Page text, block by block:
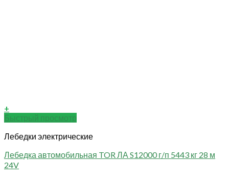
+
Быстрый просмотр
Лебедки электрические
Лебедка автомобильная TOR ЛА S12000 г/п 5443 кг 28 м
24V